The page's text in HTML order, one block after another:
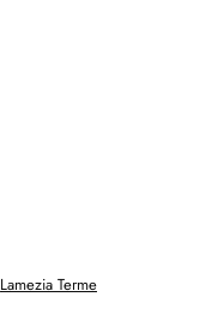
Lamezia Terme